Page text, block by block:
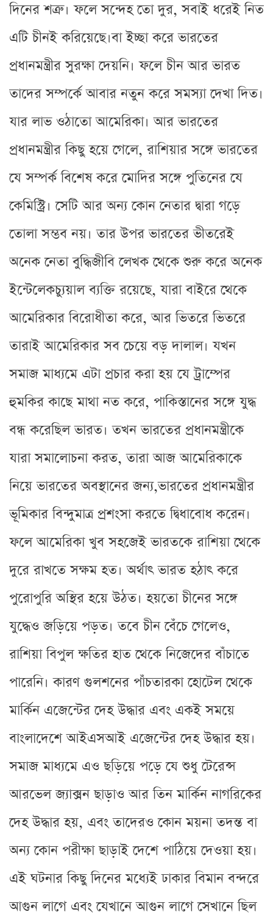
দিনের শত্রু। ফলে সন্দেহ তো দুর, সবাই ধরেই নিত
এটি চীনই করিয়েছে।বা ইচ্ছা করে ভারতের
প্রধানমন্ত্রীর সুরক্ষা দেয়নি। ফলে চীন আর ভারত
তাদের সম্পর্কে আবার নতুন করে সমস্যা দেখা দিত।
যার লাভ ওঠাতো আমেরিকা। আর ভারতের
প্রধানমন্ত্রীর কিছু হয়ে গেলে, রাশিয়ার সঙ্গে ভারতের
যে সম্পর্ক বিশেষ করে মোদির সঙ্গে পুতিনের যে
কেমিস্ট্রি। সেটি আর অন্য কোন নেতার দ্বারা গড়ে
তোলা সম্ভব নয়। তার উপর ভারতের ভীতরেই
অনেক নেতা বুদ্ধিজীবি লেখক থেকে শুরু করে অনেক
ইন্টেলেকচ্যুয়াল ব্যক্তি রয়েছে, যারা বাইরে থেকে
আমেরিকার বিরোধীতা করে, আর ভিতরে ভিতরে
তারাই আমেরিকার সব চেয়ে বড় দালাল। যখন
সমাজ মাধ্যমে এটা প্রচার করা হয় যে ট্রাম্পের
হুমকির কাছে মাথা নত করে, পাকিস্তানের সঙ্গে যুদ্ধ
বন্ধ করেছিল ভারত। তখন ভারতের প্রধানমন্ত্রীকে
যারা সমালোচনা করত, তারা আজ আমেরিকাকে
নিয়ে ভারতের অবস্থানের জন্য,ভারতের প্রধানমন্ত্রীর
ভূমিকার বিন্দুমাত্র প্রশংসা করতে দ্বিধাবোধ করেন।
ফলে আমেরিকা খুব সহজেই ভারতকে রাশিয়া থেকে
দুরে রাখতে সক্ষম হত। অর্থাৎ ভারত হঠাৎ করে
পুরোপুরি অস্থির হয়ে উঠত। হয়তো চীনের সঙ্গে
যুদ্ধেও জড়িয়ে পড়ত। তবে চীন বেঁচে গেলেও,
রাশিয়া বিপুল ক্ষতির হাত থেকে নিজেদের বাঁচাতে
পারেনি। কারণ গুলশনের পাঁচতারকা হোটেল থেকে
মার্কিন এজেন্টের দেহ উদ্ধার এবং একই সময়ে
বাংলাদেশে আইএসআই এজেন্টের দেহ উদ্ধার হয়।
সমাজ মাধ্যমে এও ছড়িয়ে পড়ে যে শুধু টেরেন্স
আরভেল জ্যাক্সন ছাড়াও আর তিন মার্কিন নাগরিকের
দেহ উদ্ধার হয়, এবং তাদেরও কোন ময়না তদন্ত বা
অন্য কোন পরীক্ষা ছাড়াই দেশে পাঠিয়ে দেওয়া হয়।
এই ঘটনার কিছু দিনের মধ্যেই ঢাকার বিমান বন্দরে
আগুন লাগে এবং যেখানে আগুন লাগে সেখানে ছিল